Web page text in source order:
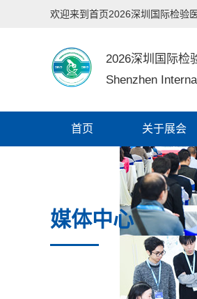
欢迎来到首页2026深圳国际检验
2026深圳国际检
Shenzhen
首页 关于展会
媒体中心